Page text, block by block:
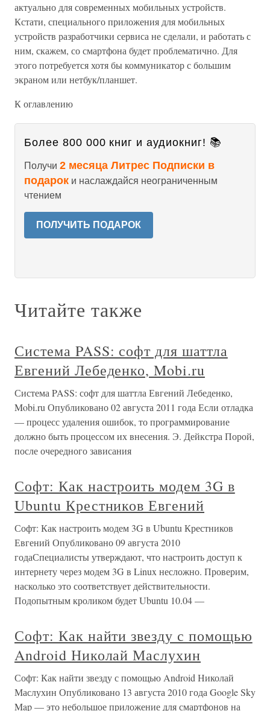
актуально для современных мобильных устройств.
Кстати, специального приложения для мобильных
устройств разработчики сервиса не сделали, и работать с
ним, скажем, со смартфона будет проблематично. Для
этого потребуется хотя бы коммуникатор с большим
экраном или нетбук/планшет.
К оглавлению
Более 800 000 книг и аудиокниг! 📚
Получи 2 месяца Литрес Подписки в
подарок и наслаждайся неограниченным
чтением
ПОЛУЧИТЬ ПОДАРОК
Читайте также
Система PASS: софт для шаттла
Евгений Лебеденко, Mobi.ru
Система PASS: софт для шаттла Евгений Лебеденко,
Mobi.ru Опубликовано 02 августа 2011 года Если отладка
— процесс удаления ошибок, то программирование
должно быть процессом их внесения. Э. Дейкстра Порой,
после очередного зависания
Софт: Как настроить модем 3G в
Ubuntu Крестников Евгений
Софт: Как настроить модем 3G в Ubuntu Крестников
Евгений Опубликовано 09 августа 2010
годаСпециалисты утверждают, что настроить доступ к
интернету через модем 3G в Linux несложно. Проверим,
насколько это соответствует действительности.
Подопытным кроликом будет Ubuntu 10.04 —
Софт: Как найти звезду с помощью
Android Николай Маслухин
Софт: Как найти звезду с помощью Android Николай
Маслухин Опубликовано 13 августа 2010 года Google Sky
Map — это небольшое приложение для смартфонов на